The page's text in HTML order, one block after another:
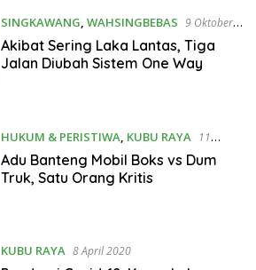
SINGKAWANG, WAHSINGBEBAS 9 Oktober
2024
Akibat Sering Laka Lantas, Tiga
Jalan Diubah Sistem One Way
HUKUM & PERISTIWA KUBU RAYA
11
September 2024
Adu Banteng Mobil Boks vs Dum
Truk, Satu Orang Kritis
KUBU RAYA 8 April 2020